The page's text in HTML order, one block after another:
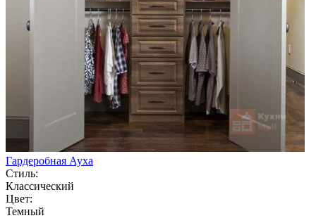
Гардеробная Ауха
Стиль:
Классический
Цвет:
Темный